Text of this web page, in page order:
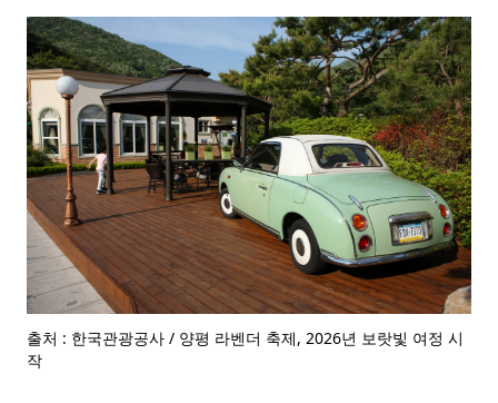
출처 : 한국관광공사 / 양평 라벤더 축제, 2026년 보랏빛 여정 시
작